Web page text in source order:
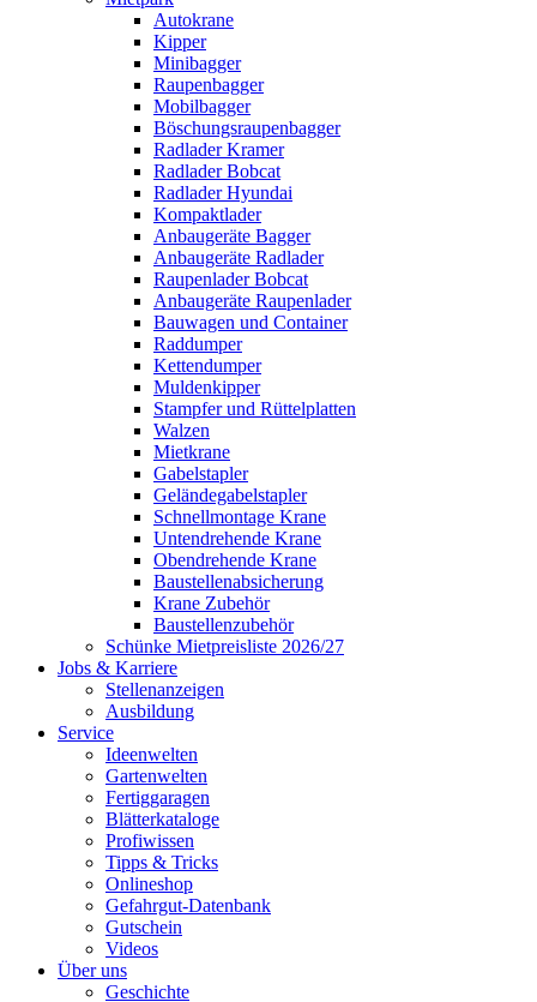
Autokrane
Kipper
Minibagger
Raupenbagger
Mobilbagger
Böschungsraupenbagger
Radlader Kramer
Radlader Bobcat
Radlader Hyundai
Kompaktlader
Anbaugeräte Bagger
Anbaugeräte Radlader
Raupenlader Bobcat
Anbaugeräte Raupenlader
Bauwagen und Container
Raddumper
Kettendumper
Muldenkipper
Stampfer und Rüttelplatten
Walzen
Mietkrane
Gabelstapler
Geländegabelstapler
Schnellmontage Krane
Untendrehende Krane
Obendrehende Krane
Baustellenabsicherung
Krane Zubehör
Baustellenzubehör
Schünke Mietpreisliste 2026/27
Jobs & Karriere
Stellenanzeigen
Ausbildung
Service
Ideenwelten
Gartenwelten
Fertiggaragen
Blätterkataloge
Profiwissen
Tipps & Tricks
Onlineshop
Gefahrgut-Datenbank
Gutschein
Videos
Über uns
Geschichte